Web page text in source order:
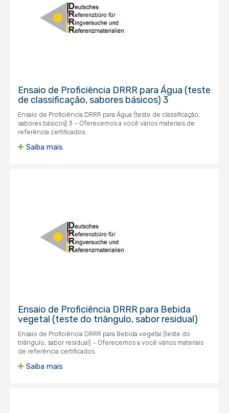
Ensaio de Proficiência DRRR para Água (teste
de classificação, sabores básicos) 3
Ensaio de Proficiência DRRR para Água (teste de classificação,
sabores básicos) 3 – Oferecemos a você vários materiais de
referência certificados.
Saiba mais
Ensaio de Proficiência DRRR para Bebida
vegetal (teste do triângulo, sabor residual)
Ensaio de Proficiência DRRR para Bebida vegetal (teste do
triângulo, sabor residual) – Oferecemos a você vários materiais
de referência certificados.
Saiba mais